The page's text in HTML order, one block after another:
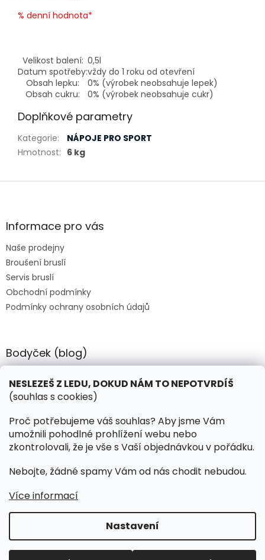
NESLEZEŠ Z LEDU, DOKUD NÁM TO NEPOTVRDÍŠ
(souhlas s cookies)
Proč potřebujeme váš souhlas? Aby jsme Vám
umožnili pohodlné prohlížení webu nebo
zkontrolovali, že je vše s Vaší objednávkou v pořádku.
Nebojte, žádné spamy Vám od nás chodit nebudou.
Více informací
Nastavení
% denní hodnota*
Velikost balení: 0,5l
Datum spotřeby:vždy do 1 roku od otevření
Obsah lepku:
0% (výrobek neobsahuje lepek)
Obsah cukru:
0% (výrobek neobsahuje cukr)
Doplňkové parametry
Kategorie:
NÁPOJE PRO SPORT
Hmotnost: 6 kg
Z
aInformace pro vás
Naše prodejny
Broušení bruslí
Servis bruslí
Obchodní podmínky
Podmínky ochrany osobních údajů
Bodyček (blog)
BIOSTEEL - Kdy je vhodné pít protein?
Kontakt
objednavky @hokejnet.cz
hokejnetcz
Vytvořil Shoptet